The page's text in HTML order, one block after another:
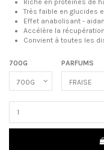
Très faible en glucides
Effet anabolisant -
Accélère la
Convient à toutes les
700G PARFUMS